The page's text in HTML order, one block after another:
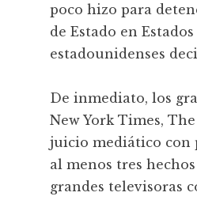
poco hizo para
de Estado en
estadounidenses
De inmediato, los
New York Times,
juicio mediático con
al menos tres
grandes televisoras